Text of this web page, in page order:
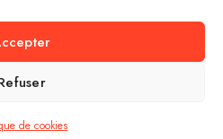
de cookies
ASSAINISSEMENT ©
RÉSERVÉS.